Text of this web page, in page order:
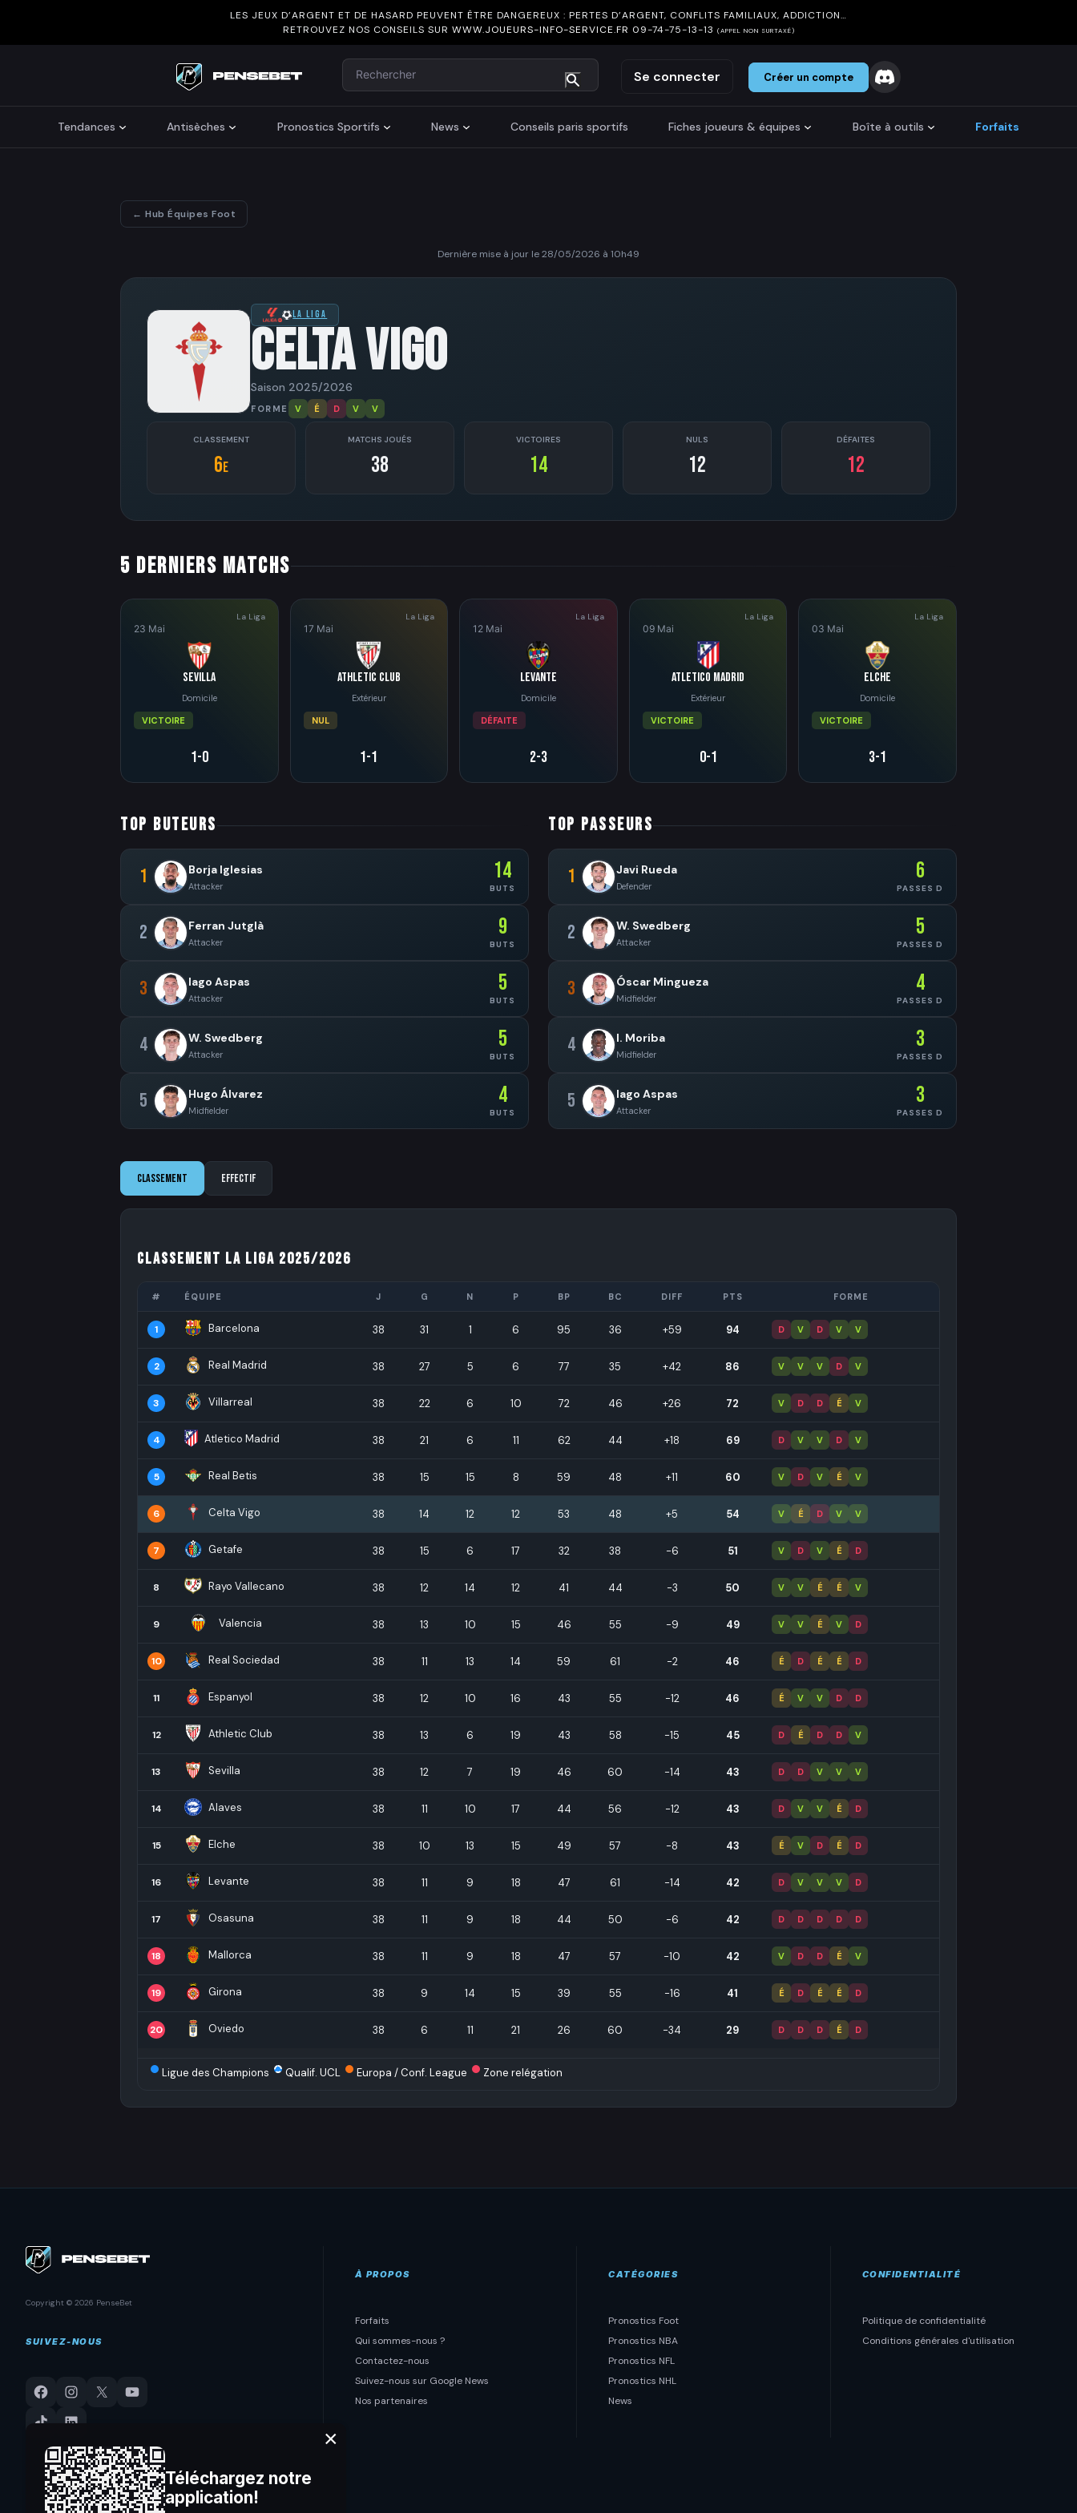
LES JEUX D’ARGENT ET DE HASARD PEUVENT ÊTRE DANGEREUX : PERTES D’ARGENT, CONFLITS FAMILIAUX, ADDICTION…
RETROUVEZ NOS CONSEILS SUR WWW.JOUEURS-INFO-SERVICE.FR 09-74-75-13-13 (APPEL NON SURTAXÉ)
Rechercher
Search Se connecter Créer un compte
Tendances Antisèches Pronostics Sportifs News Conseils paris sportifs Fiches joueurs & équipes Boîte à outils Forfaits
← Hub Équipes Foot
Dernière mise à jour le 28/05/2026 à 10h49
LA LIGA
CELTA VIGO
Saison 2025/2026
FORME V É D V V
CLASSEMENT
6e
MATCHS JOUÉS
38
VICTOIRES
14
NULS
12
DÉFAITES
12
5 derniers matchs
23 Mai
La Liga
Sevilla
Domicile
VICTOIRE
1-0
17 Mai
La Liga
Athletic Club
Extérieur
NUL
1-1
12 Mai
La Liga
Levante
Domicile
DÉFAITE
2-3
09 Mai
La Liga
Atletico Madrid
Extérieur
VICTOIRE
0-1
03 Mai
La Liga
Elche
Domicile
VICTOIRE
3-1
TOP BUTEURS
1 Borja Iglesias
Attacker
14
BUTS
2 Ferran Jutglà
Attacker
9
BUTS
3 Iago Aspas
Attacker
5
BUTS
4 W. Swedberg
Attacker
5
BUTS
5 Hugo Álvarez
Midfielder
4
BUTS
TOP PASSEURS
1 Javi Rueda
Defender
6
PASSES D
2 W. Swedberg
Attacker
5
PASSES D
3 Óscar Mingueza
Midfielder
4
PASSES D
4 I. Moriba
Midfielder
3
PASSES D
5 Iago Aspas
Attacker
3
PASSES D
Classement Effectif
Classement La Liga 2025/2026
# ÉQUIPE J G N P BP BC DIFF PTS FORME
1 Barcelona 38 31 1 6 95 36 +59 94 D V D V V
2 Real Madrid 38 27 5 6 77 35 +42 86 V V V D V
3 Villarreal 38 22 6 10 72 46 +26 72 V D D É V
4 Atletico Madrid 38 21 6 11 62 44 +18 69 D V V D V
5 Real Betis 38 15 15 8 59 48 +11 60 V D V É V
6 Celta Vigo 38 14 12 12 53 48 +5 54 V É D V V
7 Getafe 38 15 6 17 32 38 -6 51 V D V É D
8 Rayo Vallecano 38 12 14 12 41 44 -3 50 V V É É V
9 Valencia 38 13 10 15 46 55 -9 49 V V É V D
10 Real Sociedad 38 11 13 14 59 61 -2 46 É D É É D
11 Espanyol 38 12 10 16 43 55 -12 46 É V V D D
12 Athletic Club 38 13 6 19 43 58 -15 45 D É D D V
13 Sevilla 38 12 7 19 46 60 -14 43 D D V V V
14 Alaves 38 11 10 17 44 56 -12 43 D V V É D
15 Elche 38 10 13 15 49 57 -8 43 É V D É D
16 Levante 38 11 9 18 47 61 -14 42 D V V V D
17 Osasuna 38 11 9 18 44 50 -6 42 D D D D D
18 Mallorca 38 11 9 18 47 57 -10 42 V D D É V
19 Girona 38 9 14 15 39 55 -16 41 É D É É D
20 Oviedo 38 6 11 21 26 60 -34 29 D D D É D
Ligue des Champions Qualif. UCL Europa / Conf. League Zone relégation
Copyright © 2026 PenseBet
SUIVEZ-NOUS
À PROPOS
Forfaits
Qui sommes-nous ?
Contactez-nous
Suivez-nous sur Google News
Nos partenaires
CATÉGORIES
Pronostics Foot
Pronostics NBA
Pronostics NFL
Pronostics NHL
News
CONFIDENTIALITÉ
Politique de confidentialité
Conditions générales d'utilisation
Téléchargez notre
application!
×